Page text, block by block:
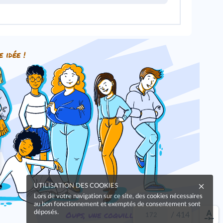
/ 414
idée !
Oups, une coquille
UTILISATION DES COOKIES
Lors de votre navigation sur ce site, des cookies nécessaires
au bon fonctionnement et exemptés de consentement sont
déposés.